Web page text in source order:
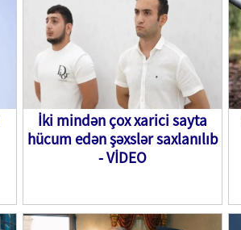
İki mindən çox xarici sayta
hücum edən şəxslər saxlanılıb
- VİDEO